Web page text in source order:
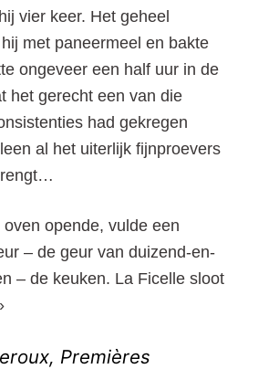
vier keer. Het geheel
met paneermeel en bakte
ongeveer een half uur in de
het gerecht een van die
had gekregen
al het uiterlijk fijnproevers
oven opende, vulde een
– de geur van duizend-en-
– de keuken. La Ficelle sloot
Premières